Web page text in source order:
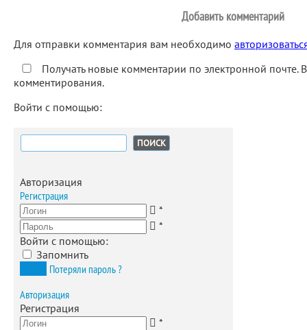
Добавить комментарий
Для отправки комментария вам необходимо
Получать новые комментарии по электронной почте.
комментирования.
Войти с помощью:
Найти:
Авторизация
Регистрация
*
*
Войти с помощью:
Запомнить
Потеряли пароль ?
Авторизация
Регистрация
*